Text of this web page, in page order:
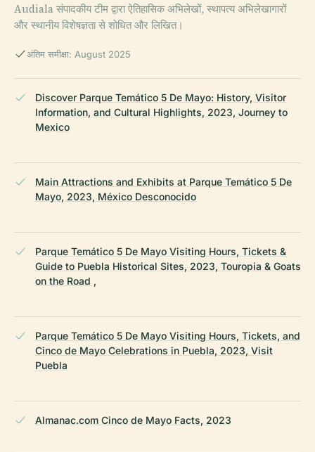
Audiala संपादकीय टीम द्वारा ऐतिहासिक अभिलेखों, स्थापत्य अभिलेखागारों
और स्थानीय विशेषज्ञता से शोधित और लिखित।
अंतिम समीक्षा: August 2025
Discover Parque Temático 5 De Mayo: History, Visitor
Information, and Cultural Highlights, 2023, Journey to
Mexico
Main Attractions and Exhibits at Parque Temático 5 De
Mayo, 2023, México Desconocido
Parque Temático 5 De Mayo Visiting Hours, Tickets &
Guide to Puebla Historical Sites, 2023, Touropia & Goats
on the Road ,
Parque Temático 5 De Mayo Visiting Hours, Tickets, and
Cinco de Mayo Celebrations in Puebla, 2023, Visit
Puebla
Almanac.com Cinco de Mayo Facts, 2023